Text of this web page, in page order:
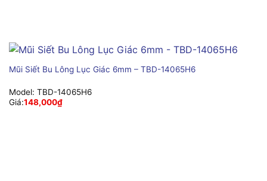
Mũi Siết Bu Lông Lục Giác 6mm – TBD-14065H6
Model: TBD-14065H6
Giá:148,000₫